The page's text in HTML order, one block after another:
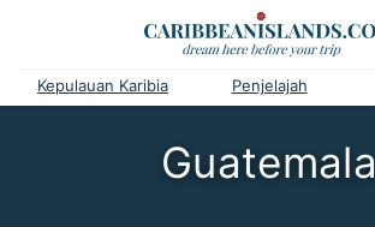
Kepulauan Karibia Penjelajah
Guatemala